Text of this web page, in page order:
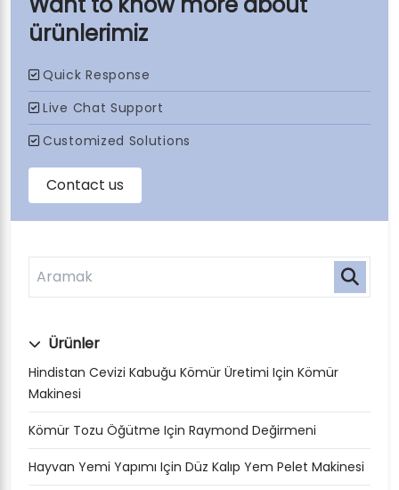
ürünlerimiz
Ürünler
Hindistan Cevizi Kabuğu Kömür Üretimi Için Kömür
Makinesi
Kömür Tozu Öğütme Için Raymond Değirmeni
Hayvan Yemi Yapımı Için Düz Kalıp Yem Pelet Makinesi